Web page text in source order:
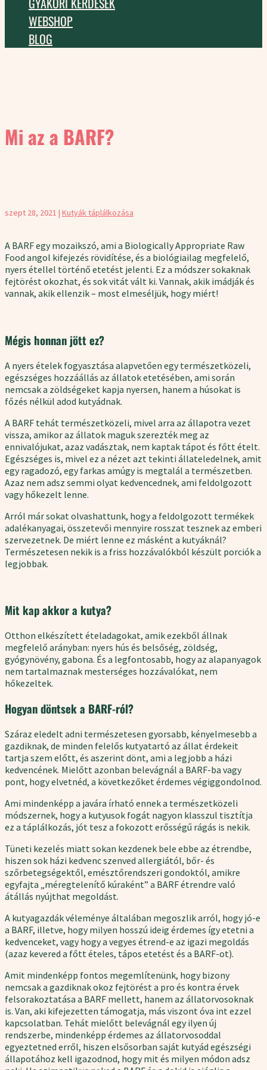
WEBSHOP
BLOG
Mi az a BARF?
szept 28, 2021 | Kutyák táplálkozása
A BARF egy mozaikszó, ami a Biologically Appropriate Raw
Food angol kifejezés rövidítése, és a biológiailag megfelelő,
nyers étellel történő etetést jelenti. Ez a módszer sokaknak
fejtörést okozhat, és sok vitát vált ki. Vannak, akik imádják és
vannak, akik ellenzik – most elmeséljük, hogy miért!
Mégis honnan jött ez?
A nyers ételek fogyasztása alapvetően egy természetközeli,
egészséges hozzáállás az állatok etetésében, ami során
nemcsak a zöldségeket kapja nyersen, hanem a húsokat is
főzés nélkül adod kutyádnak.
A BARF tehát természetközeli, mivel arra az állapotra vezet
vissza, amikor az állatok maguk szerezték meg az
ennivalójukat, azaz vadásztak, nem kaptak tápot és főtt ételt.
Egészséges is, mivel ez a nézet azt tekinti állateledelnek, amit
egy ragadozó, egy farkas amúgy is megtalál a természetben.
Azaz nem adsz semmi olyat kedvencednek, ami feldolgozott
vagy hőkezelt lenne.
Arról már sokat olvashattunk, hogy a feldolgozott termékek
adalékanyagai, összetevői mennyire rosszat tesznek az emberi
szervezetnek. De miért lenne ez másként a kutyáknál?
Természetesen nekik is a friss hozzávalókból készült porciók a
legjobbak.
Mit kap akkor a kutya?
Otthon elkészített ételadagokat, amik ezekből állnak
megfelelő arányban: nyers hús és belsőség, zöldség,
gyógynövény, gabona. És a legfontosabb, hogy az alapanyagok
nem tartalmaznak mesterséges hozzávalókat, nem
hőkezeltek.
Hogyan döntsek a BARF-ról?
Száraz eledelt adni természetesen gyorsabb, kényelmesebb a
gazdiknak, de minden felelős kutyatartó az állat érdekeit
tartja szem előtt, és aszerint dönt, ami a legjobb a házi
kedvencének. Mielőtt azonban belevágnál a BARF-ba vagy
pont, hogy elvetnéd, a következőket érdemes végiggondolnod.
Ami mindenképp a javára írható ennek a természetközeli
módszernek, hogy a kutyusok fogát nagyon klasszul tisztítja
ez a táplálkozás, jót tesz a fokozott erősségű rágás is nekik.
Tüneti kezelés miatt sokan kezdenek bele ebbe az étrendbe,
hiszen sok házi kedvenc szenved allergiától, bőr- és
szőrbetegségektől, emésztőrendszeri gondoktól, amikre
egyfajta „méregtelenítő kúraként” a BARF étrendre való
átállás nyújthat megoldást.
A kutyagazdák véleménye általában megoszlik arról, hogy jó-e
a BARF, illetve, hogy milyen hosszú ideig érdemes így etetni a
kedvenceket, vagy hogy a vegyes étrend-e az igazi megoldás
(azaz kevered a főtt ételes, tápos etetést és a BARF-ot).
Amit mindenképp fontos megemlítenünk, hogy bizony
nemcsak a gazdiknak okoz fejtörést a pro és kontra érvek
felsorakoztatása a BARF mellett, hanem az állatorvosoknak
is. Van, aki kifejezetten támogatja, más viszont óva int ezzel
kapcsolatban. Tehát mielőtt belevágnál egy ilyen új
rendszerbe, mindenképp érdemes az állatorvosoddal
egyeztetned erről, hiszen elsősorban saját kutyád egészségi
állapotához kell igazodnod, hogy mit és milyen módon adsz